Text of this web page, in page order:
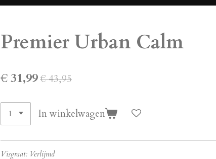
Premier Urban Calm
€ 31,99€ 43,95
In winkelwagen
Visgraat: Verlijmd